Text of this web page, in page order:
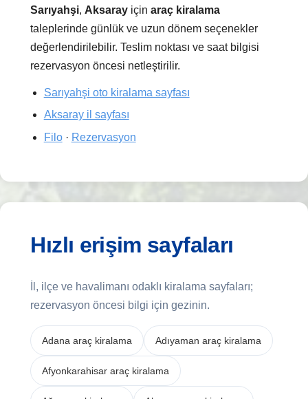
Sarıyahşi, Aksaray içinaraç kiralama
taleplerinde günlük ve uzun dönem seçenekler
değerlendirilebilir. Teslim noktası ve saat bilgisi
rezervasyon öncesi netleştirilir.
Sarıyahşi oto kiralama sayfası
Aksaray il sayfası
Filo· Rezervasyon
Hızlı erişim sayfaları
İl, ilçe ve havalimanı odaklı kiralama sayfaları;
rezervasyon öncesi bilgi için gezinin.
Adana araç kiralama Adıyaman araç kiralama
Afyonkarahisar araç kiralama